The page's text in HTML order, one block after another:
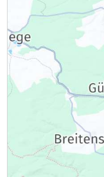
Ausstattung